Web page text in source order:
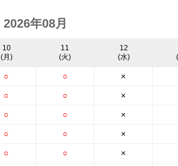
2026年08月
10
(月)
○
○
○
○
○
11
(火)
○
○
○
○
○
12
(水)
×
×
×
×
×